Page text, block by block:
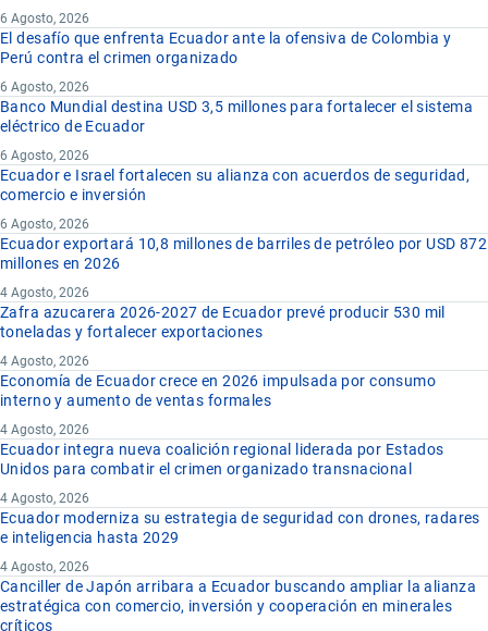
6 Agosto, 2026
El desafío que enfrenta Ecuador ante la ofensiva de Colombia y
Perú contra el crimen organizado
6 Agosto, 2026
Banco Mundial destina USD 3,5 millones para fortalecer el sistema
eléctrico de Ecuador
6 Agosto, 2026
Ecuador e Israel fortalecen su alianza con acuerdos de seguridad,
comercio e inversión
6 Agosto, 2026
Ecuador exportará 10,8 millones de barriles de petróleo por USD 872
millones en 2026
4 Agosto, 2026
Zafra azucarera 2026-2027 de Ecuador prevé producir 530 mil
toneladas y fortalecer exportaciones
4 Agosto, 2026
Economía de Ecuador crece en 2026 impulsada por consumo
interno y aumento de ventas formales
4 Agosto, 2026
Ecuador integra nueva coalición regional liderada por Estados
Unidos para combatir el crimen organizado transnacional
4 Agosto, 2026
Ecuador moderniza su estrategia de seguridad con drones, radares
e inteligencia hasta 2029
4 Agosto, 2026
Canciller de Japón arribara a Ecuador buscando ampliar la alianza
estratégica con comercio, inversión y cooperación en minerales
críticos